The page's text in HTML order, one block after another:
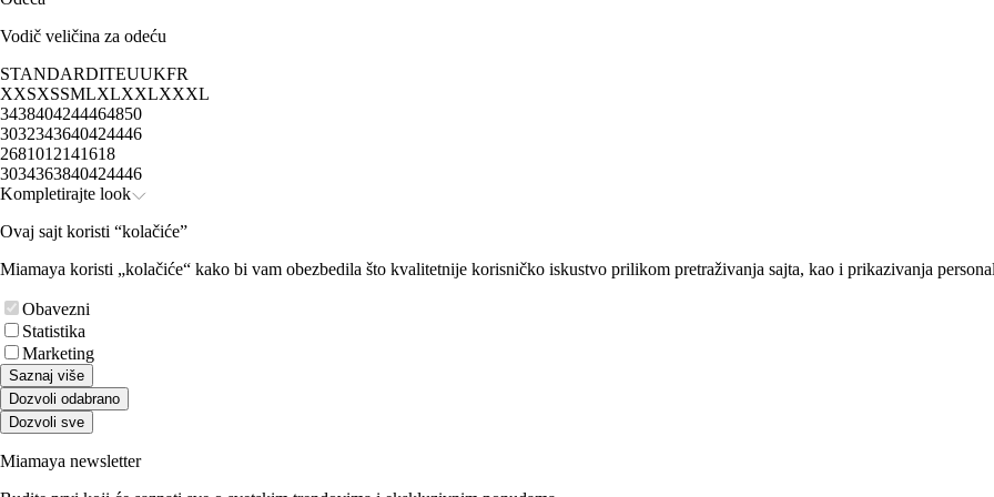
Vodič veličina za odeću
STANDARDITEUUKFR
XXSXSSMLXLXXLXXXL
3438404244464850
3032343640424446
2681012141618
3034363840424446
Kompletirajte look
Ovaj sajt koristi “kolačiće”
Miamaya koristi „kolačiće“ kako bi vam obezbedila što kvalitetnije korisničko iskustvo prilikom pretraživanja sajta, kao i prikazivanja
Obavezni
Statistika
Marketing
Saznaj više
Dozvoli odabrano
Dozvoli sve
Miamaya newsletter